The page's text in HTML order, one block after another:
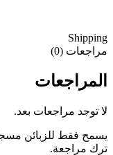
Shipping
مراجعات (0)
المراجعات
لا توجد مراجعات بعد.
يسمح فقط للزبائن
ترك مراجعة.